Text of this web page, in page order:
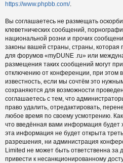
https://www.phpbb.com/.
Вы соглашаетесь не размещать
клеветнических сообщений,
национальной розни и прочих
законы вашей страны, страны, которая
для форумов «myDUNE .ru» или
размещения таких сообщений могут
отключению от конференции, при этом
известность, если мы сочтём это
сохраняются для возможности
соглашаетесь с тем, что
право удалить, отредактировать,
любое время по своему усмотрению.
что введённая вами информация будет
эта информация не будет открыта
разрешения, ни администрация
Limited не может быть ответственна за
привести к несанкционированному